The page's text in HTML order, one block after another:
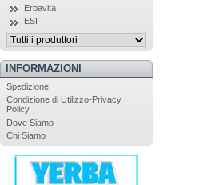
Erbavita
ESI
INFORMAZIONI
Spedizione
Condizione di Utilizzo-Privacy
Policy
Dove Siamo
Chi Siamo